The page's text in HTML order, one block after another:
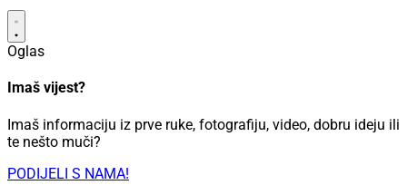
Oglas
Imaš vijest?
Imaš informaciju iz prve ruke, fotografiju, video, dobru ideju ili
te nešto muči?
PODIJELI S NAMA!